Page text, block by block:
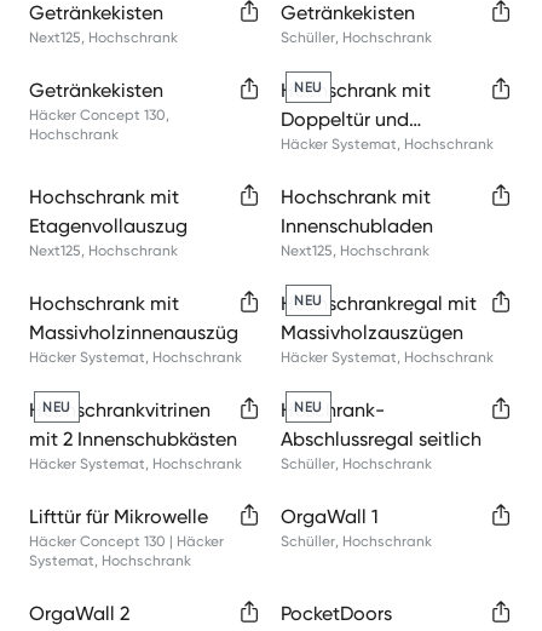
Getränkekisten
Next125, Hochschrank
Getränkekisten
Schüller, Hochschrank
Getränkekisten
Häcker Concept 130,
Hochschrank
NEU
Hochschrank mit
Doppeltür und
Tandemtürregal Duo
Häcker Systemat, Hochschrank
Hochschrank mit
Etagenvollauszug
Next125, Hochschrank
Hochschrank mit
Innenschubladen
Next125, Hochschrank
Hochschrank mit
Massivholzinnenauszügen
Häcker Systemat, Hochschrank
NEU
Hochschrankregal mit
Massivholzauszügen
Häcker Systemat, Hochschrank
NEU
Hochschrankvitrinen
mit 2 Innenschubkästen
Häcker Systemat, Hochschrank
NEU
Hoschrank-
Abschlussregal seitlich
Schüller, Hochschrank
Lifttür für Mikrowelle
Häcker Concept 130 | Häcker
Systemat, Hochschrank
OrgaWall 1
Schüller, Hochschrank
OrgaWall 2 PocketDoors